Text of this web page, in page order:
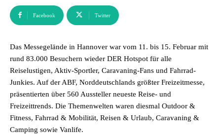
Facebook Twitter
Das Messegelände in Hannover war vom 11. bis 15. Februar mit
rund 83.000 Besuchern wieder DER Hotspot für alle
Reiselustigen, Aktiv-Sportler, Caravaning-Fans und Fahrrad-
Junkies. Auf der ABF, Norddeutschlands größter Freizeitmesse,
präsentierten über 560 Aussteller neueste Reise- und
Freizeittrends. Die Themenwelten waren diesmal Outdoor &
Fitness, Fahrrad & Mobilität, Reisen & Urlaub, Caravaning &
Camping sowie Vanlife.